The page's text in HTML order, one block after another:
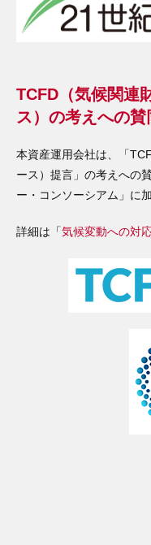
TCFD（気候関連
ス）の考えへの賛
本資産運用会社は、「
ース）提言」の考えへの
ー・コンソーシアム」に
詳細は「気候変動への対